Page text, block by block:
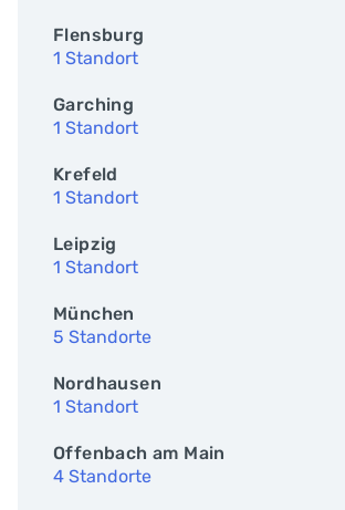
Flensburg
1 Standort
Garching
1 Standort
Krefeld
1 Standort
Leipzig
1 Standort
München
5 Standorte
Nordhausen
1 Standort
Offenbach am Main
4 Standorte